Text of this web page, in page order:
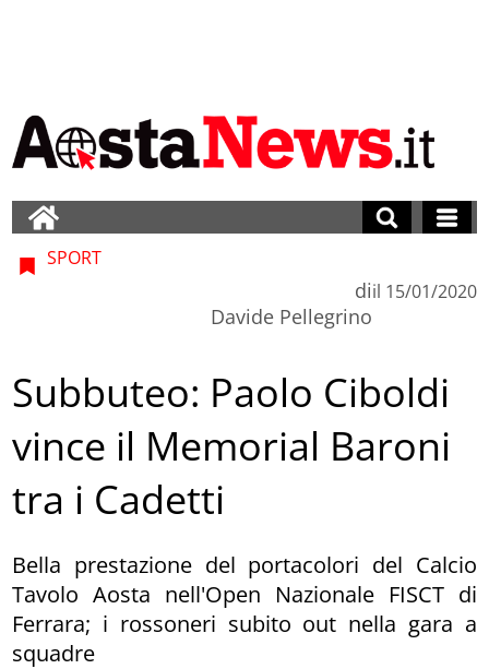
SPORT
di
Davide Pellegrino
il 15/01/2020
Subbuteo: Paolo Ciboldi
vince il Memorial Baroni
tra i Cadetti
Bella prestazione del portacolori del Calcio
Tavolo Aosta nell'Open Nazionale FISCT di
Ferrara; i rossoneri subito out nella gara a
squadre